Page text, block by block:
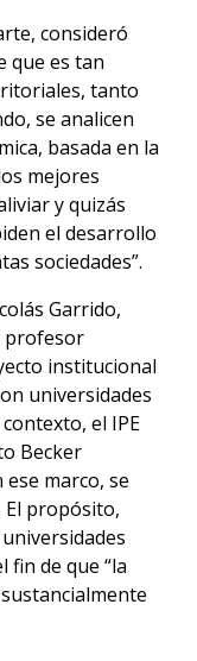
consideró
que es tan
tanto
se analicen
basada en la
mejores
y quizás
el desarrollo
sociedades”.
Garrido,
profesor
institucional
universidades
el IPE
Becker
ese marco, se
El propósito,
de que “la